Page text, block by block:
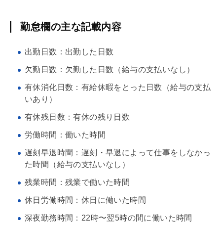
勤怠欄の主な記載内容
出勤日数：出勤した日数
欠勤日数：欠勤した日数（給与の支払いなし）
有休消化日数：有給休暇をとった日数（給与の支払
いあり）
有休残日数：有休の残り日数
労働時間：働いた時間
遅刻早退時間：遅刻・早退によって仕事をしなかっ
た時間（給与の支払いなし）
残業時間：残業で働いた時間
休日労働時間：休日に働いた時間
深夜勤務時間：22時〜翌5時の間に働いた時間